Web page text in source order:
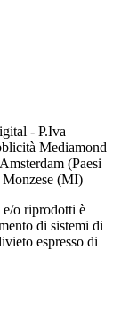
- P.Iva
Mediamond
(Paesi
(MI)
e/o riprodotti è
di sistemi di
espresso di